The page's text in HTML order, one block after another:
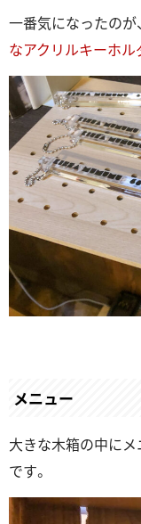
一番気になったのが
なアクリルキーホル
メニュー
大きな木箱の中に
です。